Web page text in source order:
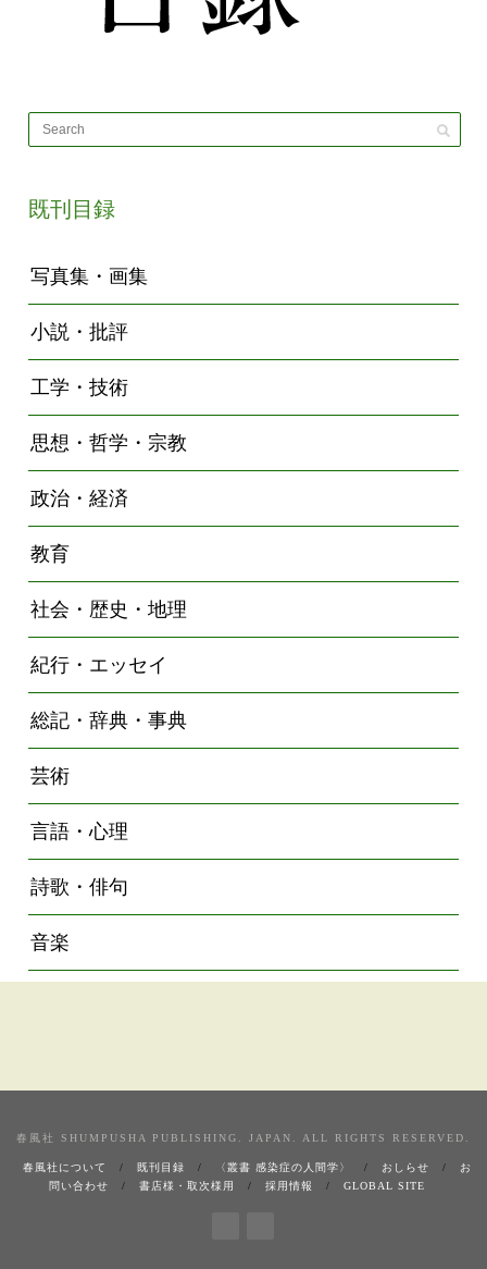
既刊目録
写真集・画集
小説・批評
工学・技術
思想・哲学・宗教
政治・経済
教育
社会・歴史・地理
紀行・エッセイ
総記・辞典・事典
芸術
言語・心理
詩歌・俳句
音楽
春風社 SHUMPUSHA PUBLISHING. JAPAN. ALL RIGHTS RESERVED.
春風社について 既刊目録 〈叢書 感染症の人間学〉 おしらせ
お
問い合わせ
書店様・取次様用 採用情報 GLOBAL SITE